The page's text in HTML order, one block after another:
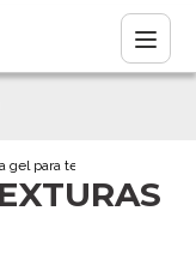
gesso
gel para texturas vila matilde